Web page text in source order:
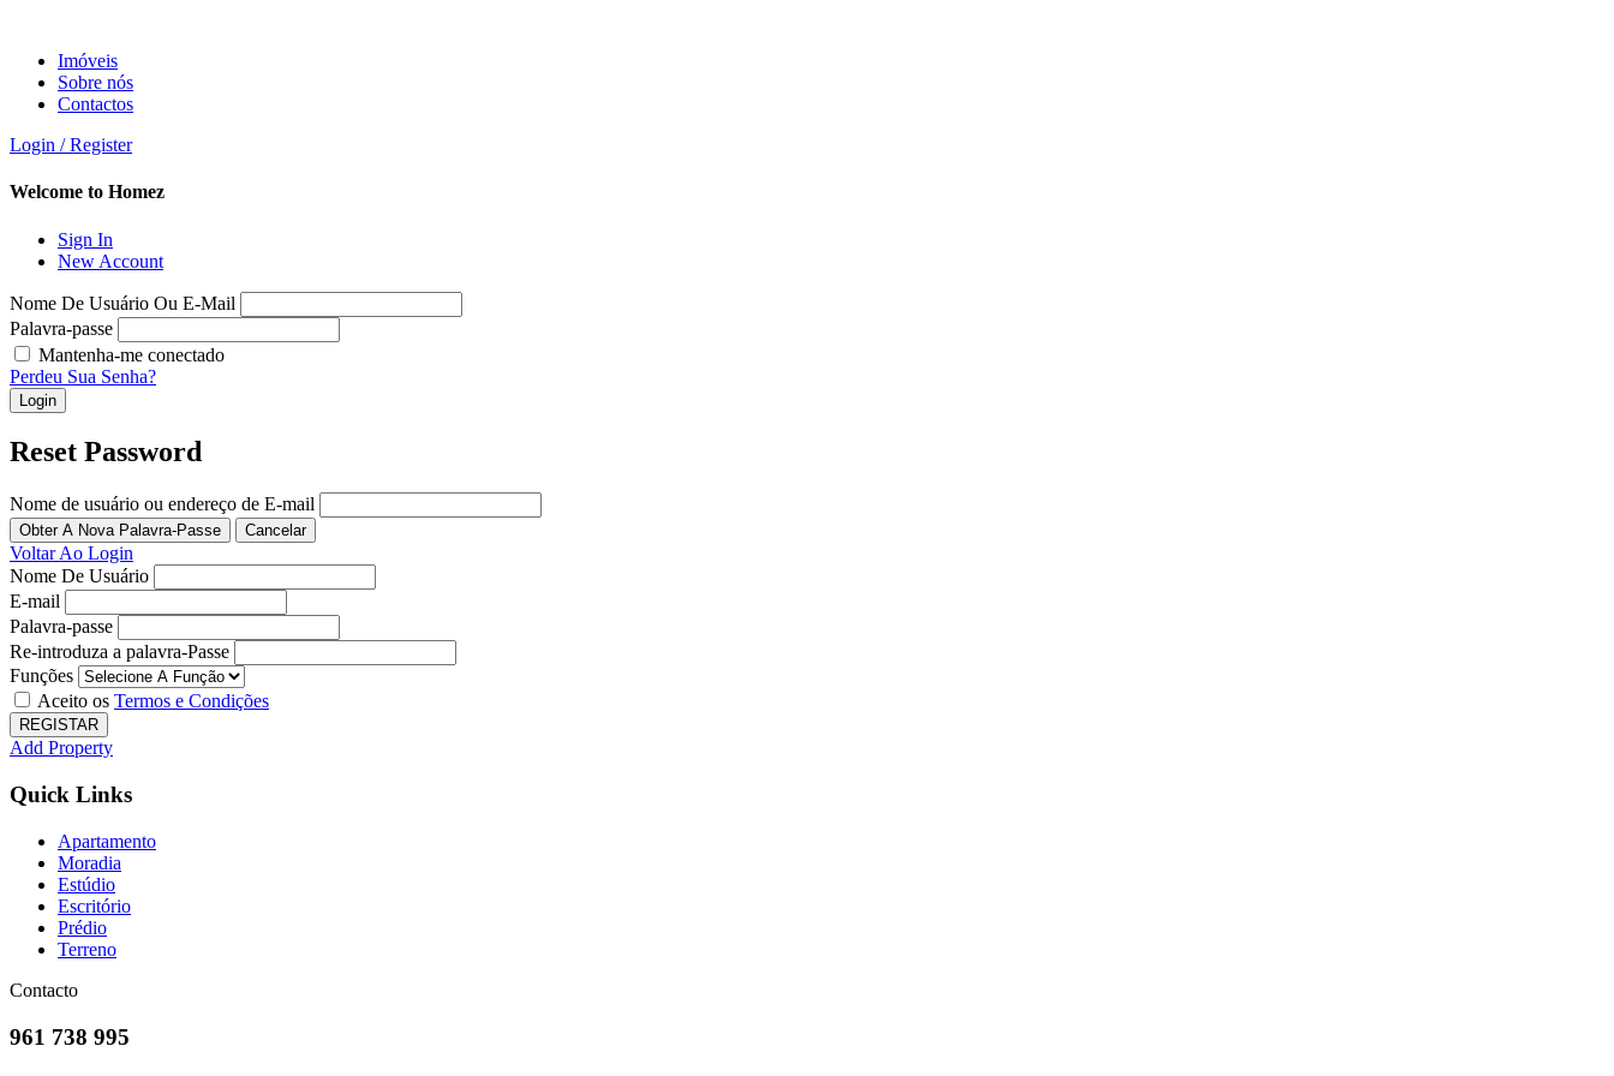
Imóveis
Sobre nós
Contactos
Login / Register
Welcome to Homez
Sign In
New Account
Nome De Usuário Ou E-Mail
Palavra-passe
Mantenha-me conectado
Perdeu Sua Senha?
Login
Reset Password
Nome de usuário ou endereço de E-mail
Obter A Nova Palavra-Passe
Voltar Ao Login
Nome De Usuário
E-mail
Palavra-passe
Re-introduza a palavra-Passe
Funções
Aceito os Termos e Condições
REGISTAR
Add Property
Quick Links
Apartamento
Moradia
Estúdio
Escritório
Prédio
Terreno
Contacto
961 738 995